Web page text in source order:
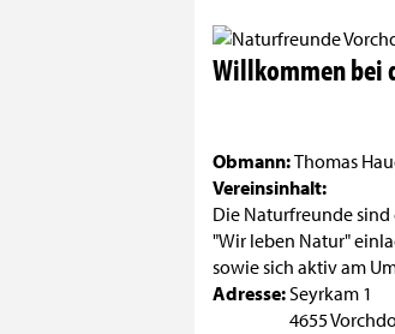
Willkommen bei
Obmann Thomas
Vereinsinhalt
Die Naturfreunde
"Wir leben Natur"
sowie sich aktiv am
Adresse Seyrkam 1
4655